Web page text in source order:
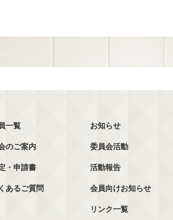
一覧
のご案内
・申請書
あるご質問
お知らせ
委員会活動
活動報告
会員向けお知らせ
リンク一覧